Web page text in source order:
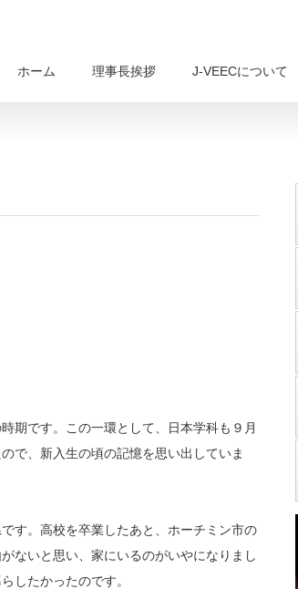
ホーム 理事長挨拶 J-VEECについて
期です。この一環として、日本学科も９月
で、新入生の頃の記憶を思い出していま
す。高校を卒業したあと、ホーチミン市の
ないと思い、家にいるのがいやになりまし
したかったのです。